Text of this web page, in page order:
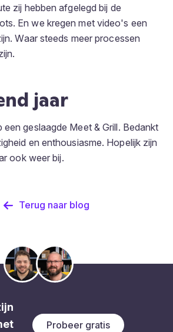
zij hebben afgelegd bij de
En we kregen met video's een
Waar steeds meer processen
jaar
een geslaagde Meet & Grill. Bedankt
en enthousiasme. Hopelijk zijn
ook weer bij.
Terug naar blog
Probeer gratis